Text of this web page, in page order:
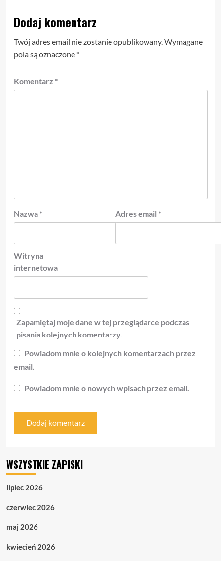
Dodaj komentarz
Twój adres email nie zostanie opublikowany.Wymagane
pola są oznaczone *
Komentarz *
Nazwa * Adres email *
Witryna
internetowa
Zapamiętaj moje dane w tej przeglądarce podczas
pisania kolejnych komentarzy.
Powiadom mnie o kolejnych komentarzach przez
email.
Powiadom mnie o nowych wpisach przez email.
WSZYSTKIE ZAPISKI
lipiec 2026
czerwiec 2026
maj 2026
kwiecień 2026